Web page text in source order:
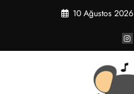
10 Ağustos 2026